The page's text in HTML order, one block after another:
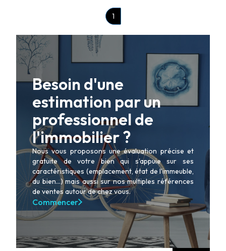
ACHETER
LOUER
LE GROUPE
NOUS REJOINDRE
1
Besoin d'une
estimation par un
professionnel de
l'immobilier ?
Nous vous proposons une évaluation précise et
gratuite de votre bien qui s'appuie sur ses
caractéristiques (emplacement, état de l'immeuble,
du bien...) mais aussi sur nos multiples références
de ventes autour de chez vous.
Commencer